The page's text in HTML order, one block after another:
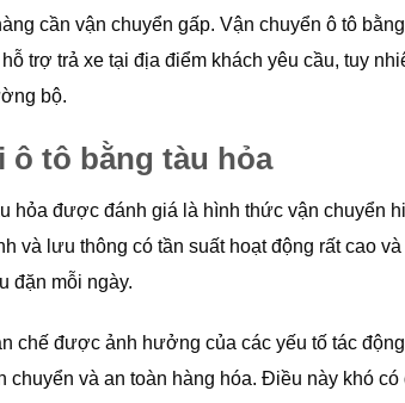
cần vận chuyển gấp. Vận chuyển ô tô
trợ trả xe tại địa điểm khách yêu cầu, tuy
bộ.
tô bằng tàu hỏa
hỏa được đánh giá là hình thức vận chuyển
và lưu thông có tần suất hoạt động rất cao
đặn mỗi ngày.
chế được ảnh hưởng của các yếu tố tác
chuyển và an toàn hàng hóa. Điều này khó